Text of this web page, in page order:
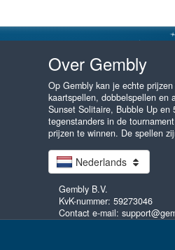
Over Gembly
Op Gembly kan je echte
kaartspellen, dobbelspellen en
Sunset Solitaire, Bubble Up en
tegenstanders in de
prijzen te winnen. De spellen
Nederlands
Gembly B.V.
KvK-nummer: 59273046
Contact e-mail: